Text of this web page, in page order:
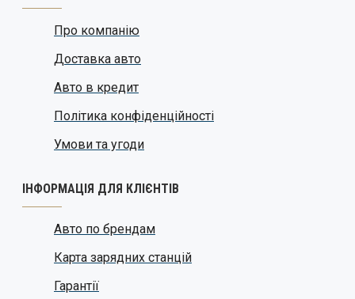
Про компанію
Доставка авто
Авто в кредит
Політика конфіденційності
Умови та угоди
ІНФОРМАЦІЯ ДЛЯ КЛІЄНТІВ
Авто по брендам
Карта зарядних станцій
Гарантії